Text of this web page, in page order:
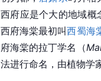
西府应是个大的地域概
西府海棠最初叫西蜀海
府海棠的拉丁学名（
法进行命名，由植物学